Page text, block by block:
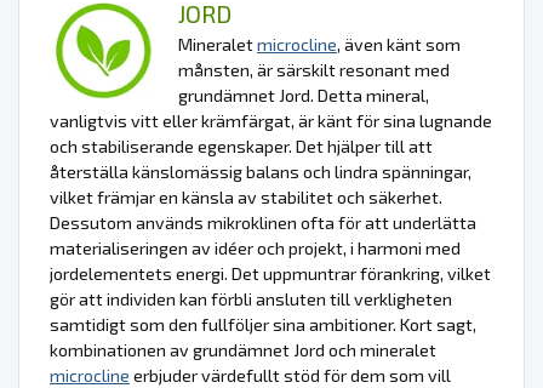
JORD
Mineraletmicrocline, även känt som
månsten, är särskilt resonant med
grundämnet Jord. Detta mineral,
vanligtvis vitt eller krämfärgat, är känt för sina lugnande
och stabiliserande egenskaper. Det hjälper till att
återställa känslomässig balans och lindra spänningar,
vilket främjar en känsla av stabilitet och säkerhet.
Dessutom används mikroklinen ofta för att underlätta
materialiseringen av idéer och projekt, i harmoni med
jordelementets energi. Det uppmuntrar förankring, vilket
gör att individen kan förbli ansluten till verkligheten
samtidigt som den fullföljer sina ambitioner. Kort sagt,
kombinationen av grundämnet Jord och mineralet
microcline erbjuder värdefullt stöd för dem som vill